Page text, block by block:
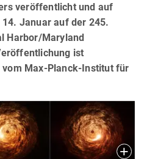
veröffentlicht und auf
Januar auf der 245.
Harbor/Maryland
ist
Max-Planck-Institut für